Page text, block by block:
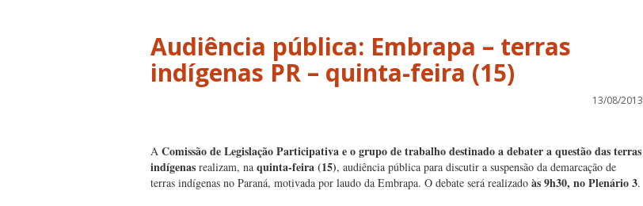
Audiência pública: Embrapa – terras
13/08/2013
A Comissão de Legislação Participativa e o grupo de trabalho destinado a debater a questão das terras
indígenas realizam, na quinta-feira (15), audiência pública para discutir a suspensão da demarcação de
terras indígenas no Paraná, motivada por laudo da Embrapa. O debate será realizado às 9h30, no Plenário 3.